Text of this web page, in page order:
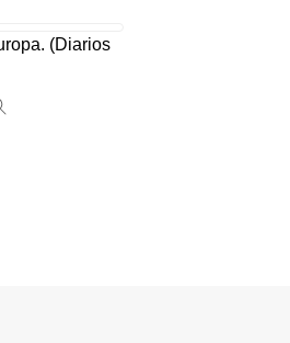
(Diarios